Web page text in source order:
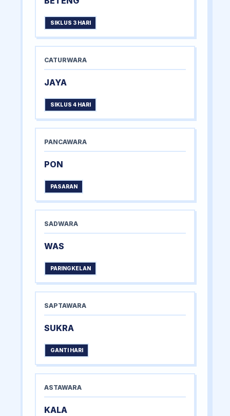
SIKLUS 3 HARI
CATURWARA
JAYA
SIKLUS 4 HARI
PANCAWARA
PON
PASARAN
SADWARA
WAS
PARINGKELAN
SAPTAWARA
SUKRA
GANTI HARI
ASTAWARA
KALA